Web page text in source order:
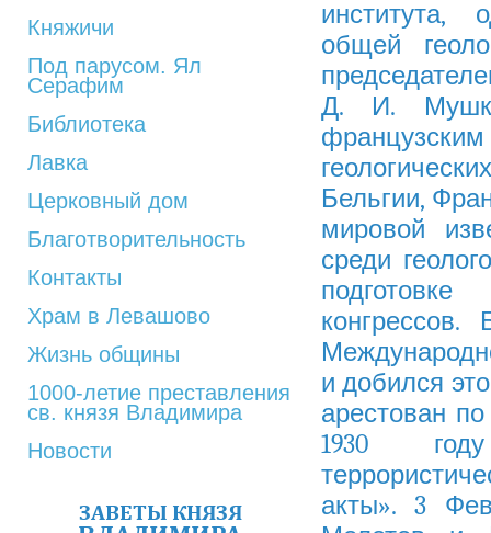
Княжичи
Под парусом. Ял
Серафим
Библиотека
Лавка
Церковный дом
Благотворительность
Контакты
Храм в Левашово
Жизнь общины
1000-летие преставления
св. князя Владимира
Новости
ЗАВЕТЫ КНЯЗЯ
института,
общей
Д. И.
Бельгии,
мировой
среди
конгрессов.
и добился
арестован
1930
акты». 3